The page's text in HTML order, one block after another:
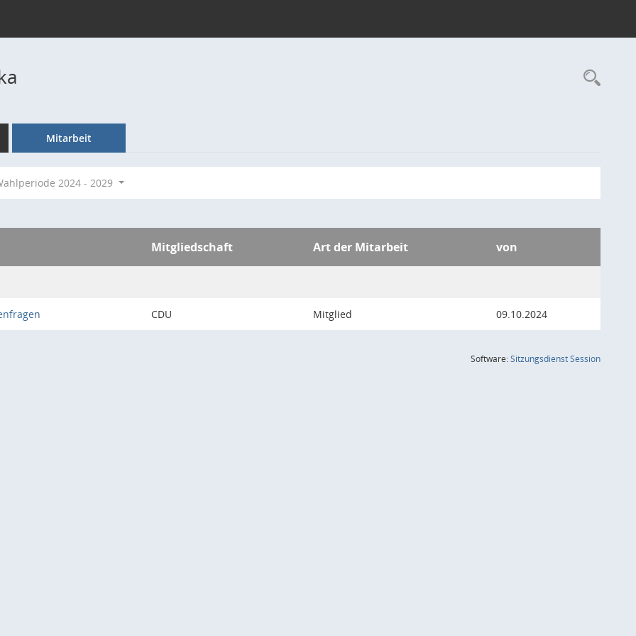
Mitarbeit
2024 - 2029
Mitgliedschaft Art der Mitarbeit von
CDU Mitglied 09.10.2024
Software:SitzungsdienstSession(Wird in